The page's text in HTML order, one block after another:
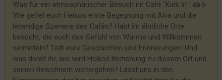
Was für ein atmosphärischer Besuch im Café "Kiek In"! 🍰☕
Wie gefiel euch Heikos erste Begegnung mit Alva und die
lebendige Szenerie des Cafés? Habt ihr ähnliche Orte
besucht, die euch das Gefühl von Wärme und Willkommen
vermitteln? Teilt eure Geschichten und Erinnerungen! Und
was denkt ihr, wie wird Heikos Beziehung zu diesem Ort und
seinen Bewohnern weitergehen? Lasst uns in den